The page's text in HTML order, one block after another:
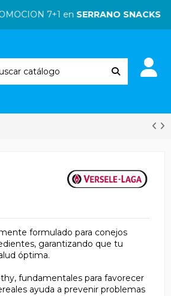
7+1 enSERRANO SNACKS|
formulado para conejos
garantizando que tu
óptima.
fundamentales para favorecer
ayuda a prevenir problemas